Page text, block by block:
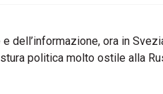
ora in
politica molto ostile alla